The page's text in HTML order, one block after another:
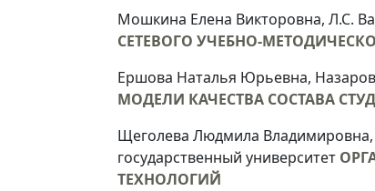
Мошкина Елена Викторовна, Л.С.
СЕТЕВОГО УЧЕБНО-
Ершова Наталья Юрьевна, Назаров
МОДЕЛИ КАЧЕСТВА СОСТАВА
Щеголева Людмила Владимировна,
государственный университет
ТЕХНОЛОГИЙ